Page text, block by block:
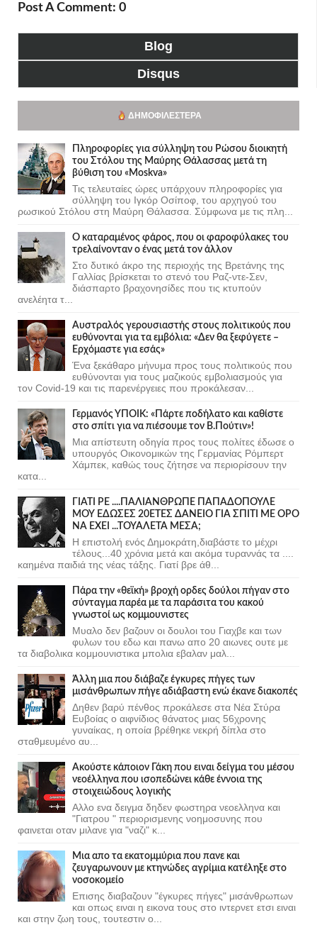
Post A Comment: 0
Blog
Disqus
ΔΗΜΟΦΙΛΈΣΤΕΡΑ
Πληροφορίες για σύλληψη του Ρώσου διοικητή
του Στόλου της Mαύρης Θάλασσας μετά τη
βύθιση του «Moskva»
Τις τελευταίες ώρες υπάρχουν πληροφορίες για
σύλληψη του Ιγκόρ Οσίποφ, του αρχηγού του
ρωσικού Στόλου στη Μαύρη Θάλασσα. Σύμφωνα με τις πλη...
Ο καταραμένος φάρος, που οι φαροφύλακες του
τρελαίνονταν ο ένας μετά τον άλλον
Στο δυτικό άκρο της περιοχής της Βρετάνης της
Γαλλίας βρίσκεται το στενό του Ραζ-ντε-Σεν,
διάσπαρτο βραχονησίδες που τις κτυπούν
ανελέητα τ...
Αυστραλός γερουσιαστής στους πολιτικούς που
ευθύνονται για τα εμβόλια: «Δεν θα ξεφύγετε –
Ερχόμαστε για εσάς»
Ένα ξεκάθαρο μήνυμα προς τους πολιτικούς που
ευθύνονται για τους μαζικούς εμβολιασμούς για
τον Covid-19 και τις παρενέργειες που προκάλεσαν...
Γερμανός ΥΠΟΙΚ: «Πάρτε ποδήλατο και καθίστε
στο σπίτι για να πιέσουμε τον Β.Πούτιν»!
Μια απίστευτη οδηγία προς τους πολίτες έδωσε ο
υπουργός Οικονομικών της Γερμανίας Ρόμπερτ
Χάμπεκ, καθώς τους ζήτησε να περιορίσουν την
κατα...
ΓΙΑΤΙ ΡΕ ....ΠΑΛΙΑΝΘΡΩΠΕ ΠΑΠΑΔΟΠΟΥΛΕ
ΜΟΥ ΕΔΩΣΕΣ 20ΕΤΕΣ ΔΑΝΕΙΟ ΓΙΑ ΣΠΙΤΙ ΜΕ ΟΡΟ
ΝΑ ΕΧΕΙ ...ΤΟΥΑΛΕΤΑ ΜΕΣΑ;
Η επιστολή ενός Δημοκράτη,διαβάστε το μέχρι
τέλους...40 χρόνια μετά και ακόμα τυραννάς τα ....
καημένα παιδιά της νέας τάξης. Γιατί βρε άθ...
Πάρα την «θεϊκή» βροχή ορδες δούλοι πήγαν στο
σύνταγμα παρέα με τα παράσιτα του κακού
γνωστοί ως κομμουνιστες
Μυαλο δεν βαζουν οι δουλοι του Γιαχβε και των
φυλων του εδω και πανω απο 20 αιωνες ουτε με
τα διαβολικα κομμουνιστικα μπολια εβαλαν μαλ...
Άλλη μια που διάβαζε έγκυρες πήγες των
μισάνθρωπων πήγε αδιάβαστη ενώ έκανε διακοπές
Δηθεν βαρύ πένθος προκάλεσε στα Νέα Στύρα
Ευβοίας ο αιφνίδιος θάνατος μιας 56χρονης
γυναίκας, η οποία βρέθηκε νεκρή δίπλα στο
σταθμευμένο αυ...
Ακούστε κάποιον Γάκη που ειναι δείγμα του μέσου
νεοέλληνα που ισοπεδώνει κάθε έννοια της
στοιχειώδους λογικής
Αλλο ενα δειγμα δηδεν φωστηρα νεοελληνα και
"Γιατρου " περιορισμενης νοημοσυνης που
φαινεται οταν μιλανε για "ναζι" κ...
Μια απο τα εκατομμύρια που πανε και
ζευγαρωνουν με κτηνώδες αγρίμια κατέληξε στο
νοσοκομείο
Επισης διαβαζουν "έγκυρες πήγες" μισάνθρωπων
και οπως ειναι η εικονα τους στο ιντερνετ ετσι ειναι
και στην ζωη τους, τουτεστιν ο...